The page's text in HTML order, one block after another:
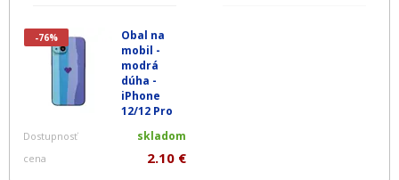
-76%
Obal na
mobil -
modrá
dúha -
iPhone
12/12 Pro
Dostupnosť skladom
cena 2.10 €